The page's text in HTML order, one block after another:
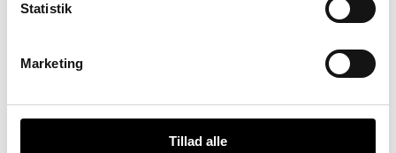
Statistik
Marketing
Tillad alle